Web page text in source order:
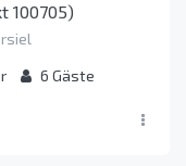
100705)
6 Gäste